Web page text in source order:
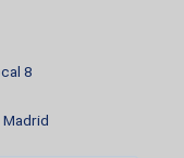
8
Madrid